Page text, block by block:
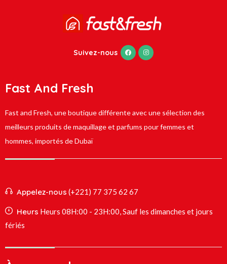
Suivez-nous
Fast And Fresh
Fast and Fresh, une boutique différente avec une sélection des
meilleurs produits de maquillage et parfums pour femmes et
hommes, importés de Dubaï
Appelez-nous (+221) 77 375 62 67
Heurs Heurs 08H:00 - 23H:00, Sauf les dimanches et jours
fériés